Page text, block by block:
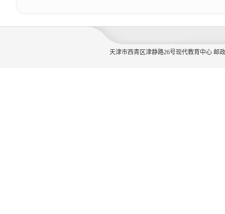
天津市西青区津静路26号现代教育中心 邮